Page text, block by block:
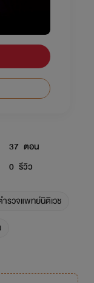
37 ตอน
0 รีวิว
ำรวจแพทย์นิติเวช